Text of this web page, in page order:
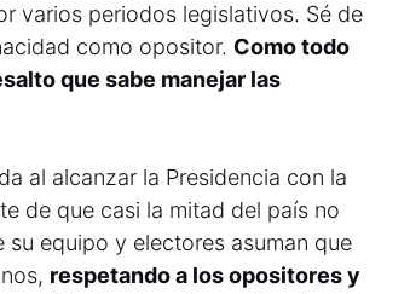
varios periodos legislativos. Sé de
como opositor. Como todo
que sabe manejar las
al alcanzar la Presidencia con la
de que casi la mitad del país no
equipo y electores asuman que
respetando a los opositores y